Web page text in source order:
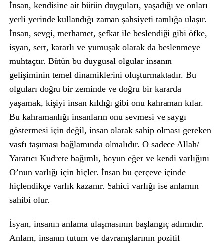
İnsan, kendisine ait bütün duyguları, yaşadığı ve onları
yerli yerinde kullandığı zaman şahsiyeti tamlığa ulaşır.
İnsan, sevgi, merhamet, şefkat ile beslendiği gibi öfke,
isyan, sert, kararlı ve yumuşak olarak da beslenmeye
muhtaçtır. Bütün bu duygusal olgular insanın
gelişiminin temel dinamiklerini oluşturmaktadır. Bu
olguları doğru bir zeminde ve doğru bir kararda
yaşamak, kişiyi insan kıldığı gibi onu kahraman kılar.
Bu kahramanlığı insanların onu sevmesi ve saygı
göstermesi için değil, insan olarak sahip olması gereken
vasfı taşıması bağlamında olmalıdır. O sadece Allah/
Yaratıcı Kudrete bağımlı, boyun eğer ve kendi varlığını
O’nun varlığı için hiçler. İnsan bu çerçeve içinde
hiçlendikçe varlık kazanır. Sahici varlığı ise anlamın
sahibi olur.
İsyan, insanın anlama ulaşmasının başlangıç adımıdır.
Anlam, insanın tutum ve davranışlarının pozitif